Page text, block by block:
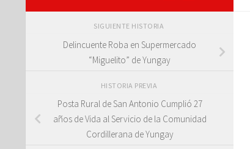
SIGUIENTE HISTORIA
Delincuente Roba en Supermercado
“Miguelito” de Yungay
HISTORIA PREVIA
Posta Rural de San Antonio Cumplió 27
años de Vida al Servicio de la Comunidad
Cordillerana de Yungay